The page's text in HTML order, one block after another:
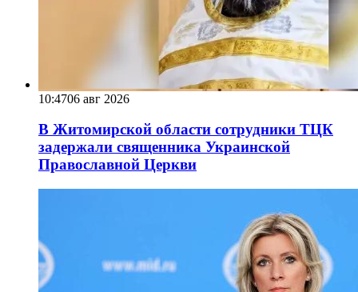
10:4706 авг 2026
В Житомирской области сотрудники ТЦК
задержали священника Украинской
Православной Церкви